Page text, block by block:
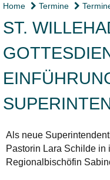
Home Termine
ST.
Als neue
Pastorin Lara Schilde in
Regionalbischöfin